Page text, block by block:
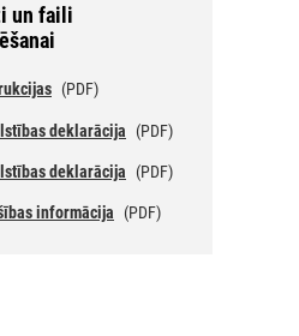
un faili
(PDF)
deklarācija (PDF)
deklarācija (PDF)
informācija (PDF)